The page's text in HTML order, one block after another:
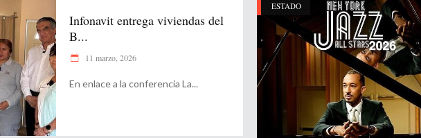
Infonavit entrega viviendas del
B...
11 marzo, 2026
En enlace a la conferencia La
ESTADO